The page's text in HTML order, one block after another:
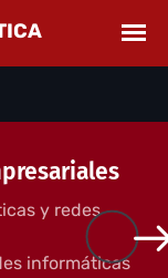
de
y redes
informáticas